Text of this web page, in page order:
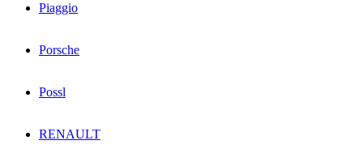
Piaggio
Porsche
Possl
RENAULT